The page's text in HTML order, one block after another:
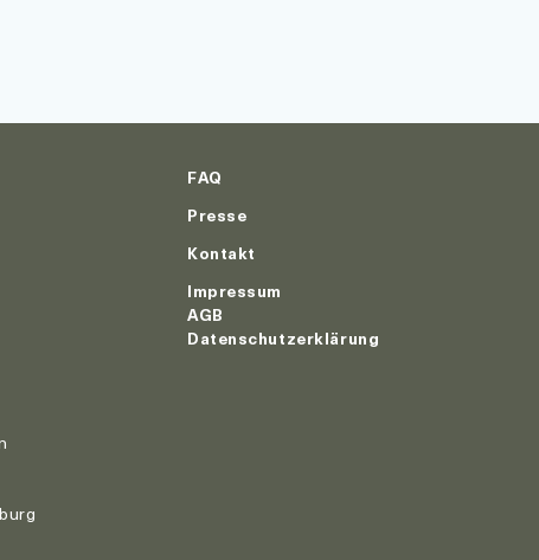
FAQ
Presse
Kontakt
Impressum
AGB
Datenschutzerklärung